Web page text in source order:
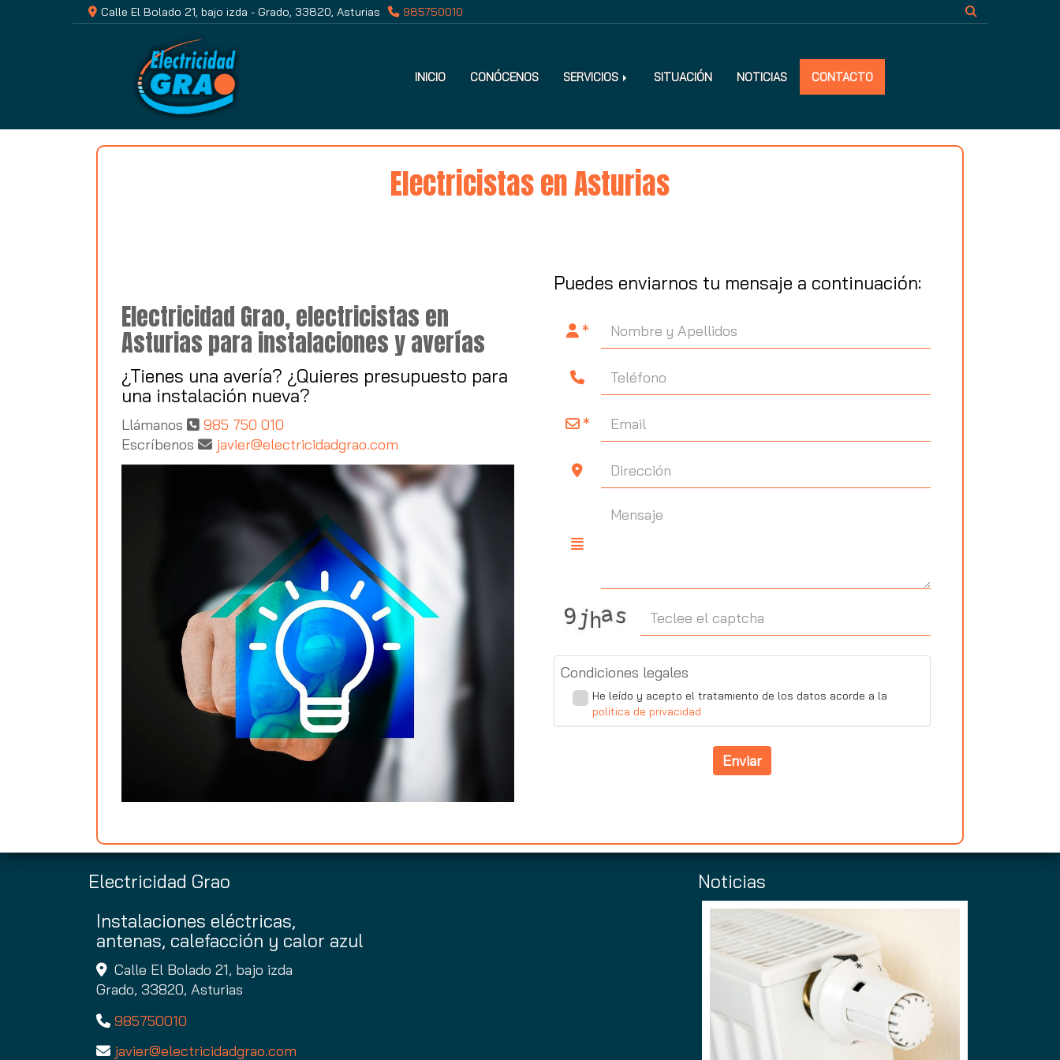
Calle El Bolado 21, bajo izda - Grado, 33820, Asturias 985750010
INICIO CONÓCENOS SERVICIOS SITUACIÓN NOTICIAS CONTACTO
Electricistas en Asturias
Electricidad Grao, electricistas en
Asturias para instalaciones y averías
¿Tienes una avería? ¿Quieres presupuesto para
una instalación nueva?
Llámanos
985 750 010
Escríbenos
javier electricidadgrao.com
Puedes enviarnos tu mensaje a continuación:
Condiciones legales
He leído y acepto el tratamiento de los datos acorde a la
política de privacidad
Enviar
Electricidad Grao
Instalaciones eléctricas,
antenas, calefacción y calor azul
Calle El Bolado 21, bajo izda
Grado, 33820, Asturias
985750010
javier
electricidadgrao.com
Noticias